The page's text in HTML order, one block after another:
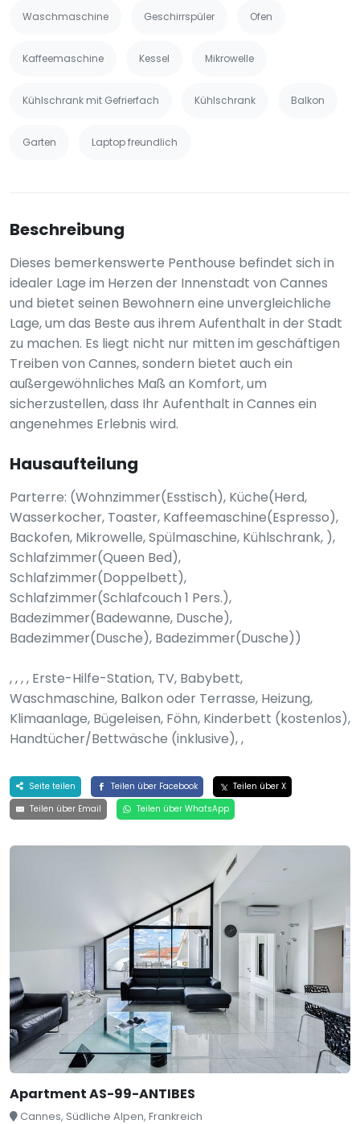
Waschmaschine Geschirrspüler Ofen
Kaffeemaschine Kessel Mikrowelle
Kühlschrank mit Gefrierfach Kühlschrank Balkon
Garten Laptop freundlich
Beschreibung
Dieses bemerkenswerte Penthouse befindet sich in
idealer Lage im Herzen der Innenstadt von Cannes
und bietet seinen Bewohnern eine unvergleichliche
Lage, um das Beste aus ihrem Aufenthalt in der Stadt
zu machen. Es liegt nicht nur mitten im geschäftigen
Treiben von Cannes, sondern bietet auch ein
außergewöhnliches Maß an Komfort, um
sicherzustellen, dass Ihr Aufenthalt in Cannes ein
angenehmes Erlebnis wird.
Hausaufteilung
Parterre: (Wohnzimmer(Esstisch), Küche(Herd,
Wasserkocher, Toaster, Kaffeemaschine(Espresso),
Backofen, Mikrowelle, Spülmaschine, Kühlschrank, ),
Schlafzimmer(Queen Bed),
Schlafzimmer(Doppelbett),
Schlafzimmer(Schlafcouch 1 Pers.),
Badezimmer(Badewanne, Dusche),
Badezimmer(Dusche), Badezimmer(Dusche))
, , , , Erste-Hilfe-Station, TV, Babybett,
Waschmaschine, Balkon oder Terrasse, Heizung,
Klimaanlage, Bügeleisen, Föhn, Kinderbett (kostenlos),
Handtücher/Bettwäsche (inklusive), ,
Seite teilen Teilen über Facebook
Teilen über X
Teilen über Email
Teilen über WhatsApp
Apartment AS-99-ANTIBES
Cannes, Südliche Alpen, Frankreich